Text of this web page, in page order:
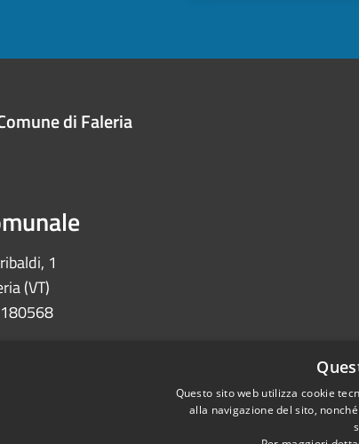
di Faleria
1
(VT)
– Tesoreria Comune di FaleriaQuesto sito web utilizza cookie
alla navigazione del sito,